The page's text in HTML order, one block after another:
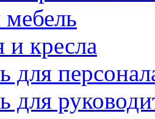
и кресла
для
для